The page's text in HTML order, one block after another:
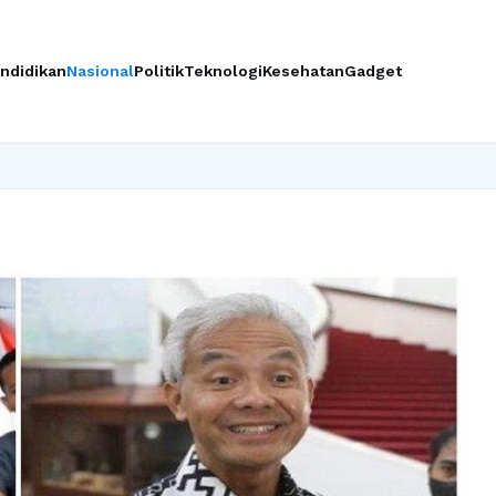
NasionalPolitikTeknologiKesehatanGadget